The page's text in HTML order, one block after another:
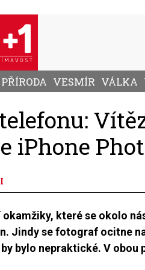
PŘÍRODA VESMÍR VÁLKA
iPhone
které se okolo
Jindy se fotograf ocitne
bylo nepraktické. V obou